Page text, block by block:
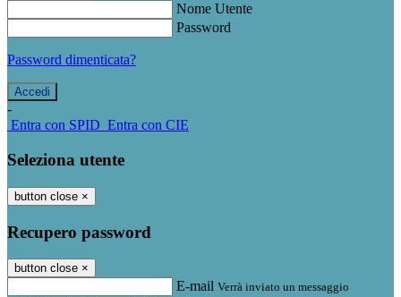
Nome Utente
Password
Password dimenticata?
-
Entra con SPID Entra con CIE
Seleziona utente
button close ×
Recupero password
button close ×
E-mail Verrà inviato un messaggio